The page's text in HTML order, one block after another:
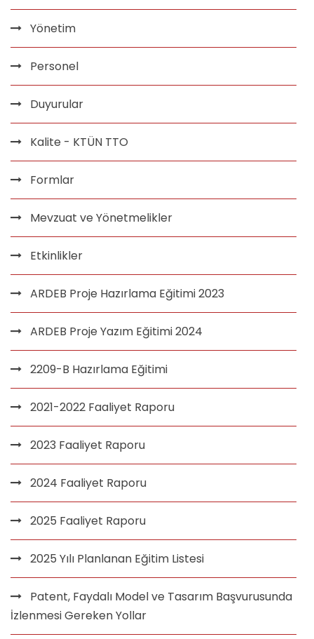
Yönetim
Personel
Duyurular
Kalite - KTÜN TTO
Formlar
Mevzuat ve Yönetmelikler
Etkinlikler
ARDEB Proje Hazırlama Eğitimi 2023
ARDEB Proje Yazım Eğitimi 2024
2209-B Hazırlama Eğitimi
2021-2022 Faaliyet Raporu
2023 Faaliyet Raporu
2024 Faaliyet Raporu
2025 Faaliyet Raporu
2025 Yılı Planlanan Eğitim Listesi
Patent, Faydalı Model ve Tasarım Başvurusunda
İzlenmesi Gereken Yollar